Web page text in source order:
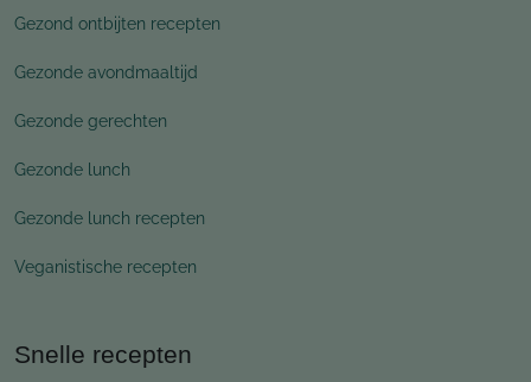
Gezond ontbijten recepten
Gezonde avondmaaltijd
Gezonde gerechten
Gezonde lunch
Gezonde lunch recepten
Veganistische recepten
Snelle recepten